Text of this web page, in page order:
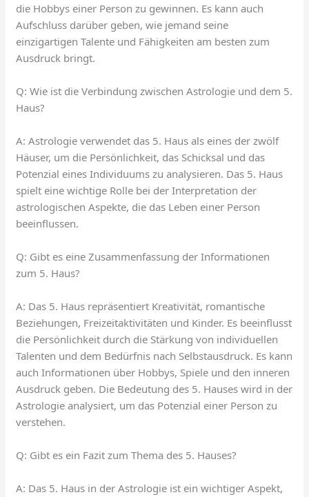
die Hobbys einer Person zu gewinnen. Es kann auch
Aufschluss darüber geben, wie jemand seine
einzigartigen Talente und Fähigkeiten am besten zum
Ausdruck bringt.
Q: Wie ist die Verbindung zwischen Astrologie und dem 5.
Haus?
A: Astrologie verwendet das 5. Haus als eines der zwölf
Häuser, um die Persönlichkeit, das Schicksal und das
Potenzial eines Individuums zu analysieren. Das 5. Haus
spielt eine wichtige Rolle bei der Interpretation der
astrologischen Aspekte, die das Leben einer Person
beeinflussen.
Q: Gibt es eine Zusammenfassung der Informationen
zum 5. Haus?
A: Das 5. Haus repräsentiert Kreativität, romantische
Beziehungen, Freizeitaktivitäten und Kinder. Es beeinflusst
die Persönlichkeit durch die Stärkung von individuellen
Talenten und dem Bedürfnis nach Selbstausdruck. Es kann
auch Informationen über Hobbys, Spiele und den inneren
Ausdruck geben. Die Bedeutung des 5. Hauses wird in der
Astrologie analysiert, um das Potenzial einer Person zu
verstehen.
Q: Gibt es ein Fazit zum Thema des 5. Hauses?
A: Das 5. Haus in der Astrologie ist ein wichtiger Aspekt,